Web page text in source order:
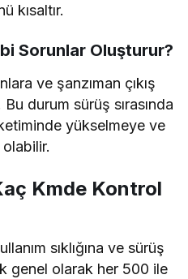
kısaltır.
Sorunlar Oluşturur?
ve şanzıman çıkış
durum sürüş sırasında
yükselmeye ve
Kmde Kontrol
sıklığına ve sürüş
genel olarak her 500 ile